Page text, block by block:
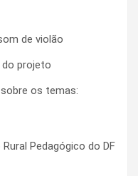
de violão
do projeto
os temas:
Pedagógico do DF